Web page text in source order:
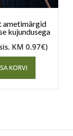
ametimärgid
kujundusega
KM 0.97€)
KORVI